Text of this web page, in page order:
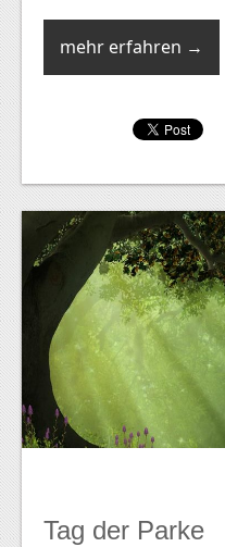
mehr erfahren →
Tag der Parke